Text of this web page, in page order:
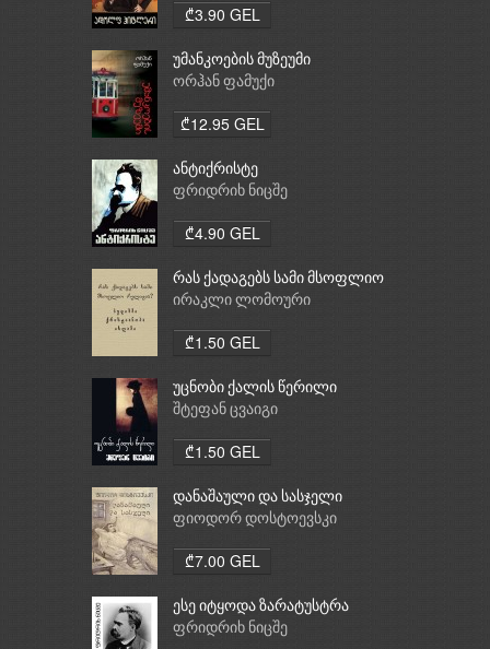
₾3.90 GEL
უმანკოების მუზეუმი
ორჰან ფამუქი
₾12.95 GEL
ანტიქრისტე
ფრიდრიხ ნიცშე
₾4.90 GEL
რას ქადაგებს სამი მსოფლიო
რელიგია: ბუდიზმი,
ირაკლი ლომოური
₾1.50 GEL
უცნობი ქალის წერილი
შტეფან ცვაიგი
₾1.50 GEL
დანაშაული და სასჯელი
ფიოდორ დოსტოევსკი
₾7.00 GEL
ესე იტყოდა ზარატუსტრა
ფრიდრიხ ნიცშე